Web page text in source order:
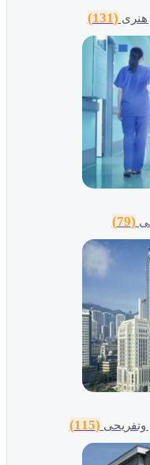
هنری (131)
(79)
وتفریحی (115)